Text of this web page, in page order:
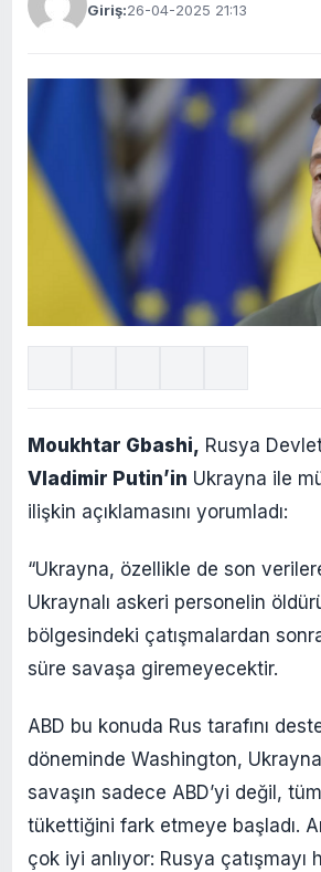
Giriş:26-04-2025 21:13
Moukhtar Gbashi, Rusya
Vladimir Putin’in Ukrayna ile
ilişkin açıklamasını yorumladı:
“Ukrayna, özellikle de son
Ukraynalı askeri personelin
bölgesindeki çatışmalardan
süre savaşa giremeyecektir.
ABD bu konuda Rus tarafını
döneminde Washington,
savaşın sadece ABD’yi değil, tüm
tükettiğini fark etmeye başladı.
çok iyi anlıyor: Rusya çatışmayı